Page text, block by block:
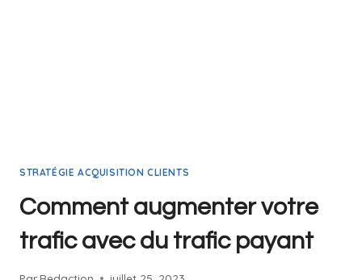
STRATÉGIE ACQUISITION CLIENTS
Comment augmenter votre
trafic avec du trafic payant